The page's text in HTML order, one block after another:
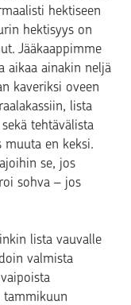
hektiseen
hektisyys on
Jääkaappimme
aikaa ainakin neljä
kaveriksi oveen
lista
tehtävälista
en keksi.
se, jos
sohva – jos
lista vauvalle
valmista
tammikuun